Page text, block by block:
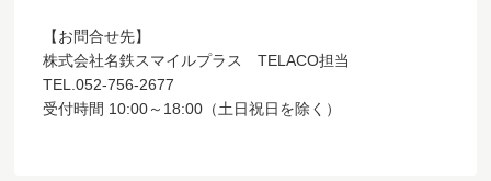
【お問合せ先】
株式会社名鉄スマイルプラス TELACO担当
TEL.052-756-2677
受付時間 10:00～18:00（土日祝日を除く）